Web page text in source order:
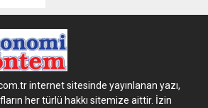
internet sitesinde yayınlanan yazı,
her türlü hakkı sitemize aittir. İzin